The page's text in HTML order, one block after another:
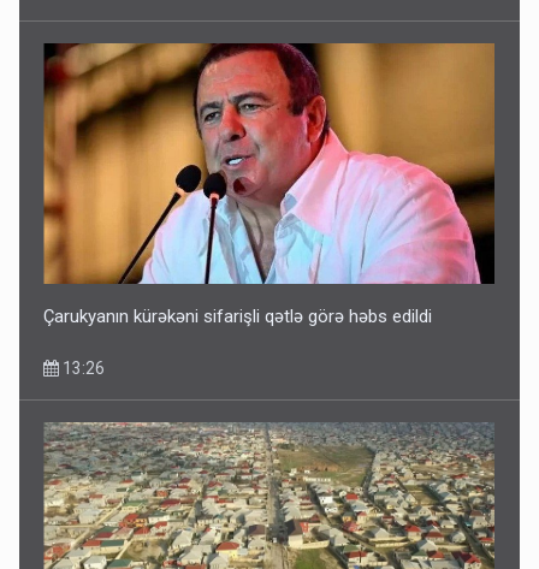
Çarukyanın kürəkəni sifarişli qətlə görə həbs edildi
13:26